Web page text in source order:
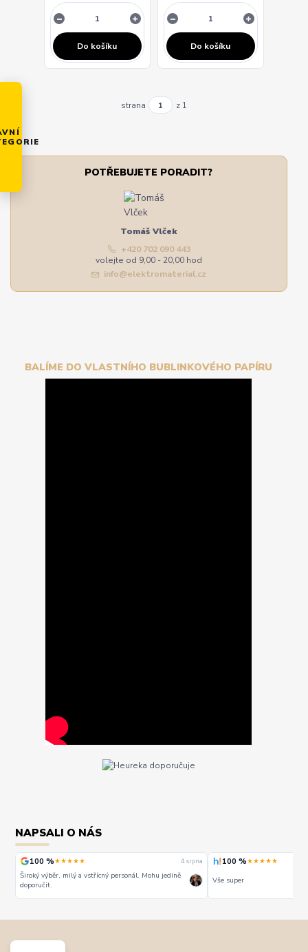
Do košíku Do košíku
strana z 1
POTŘEBUJETE PORADIT?
Tomáš Vlček
+420 702 090 443
volejte od 9,00 - 20,00 hod
info@elektromaterial.cz
BALÍME DO VLASTNÍHO BUBLINKOVÉHO PAPÍRU
NAPSALI O NÁS
100 %★★★★★ 4. srpna
Široký výběr, milý a vstřícný personál. Mohu jedině
doporučit.
100 %★★★★★
Vše super